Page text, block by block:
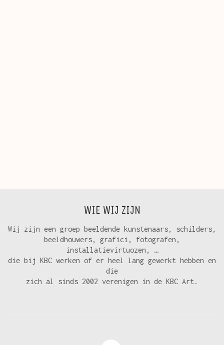
WIE WIJ ZIJN
Wij zijn een groep beeldende kunstenaars, schilders,
beeldhouwers, grafici, fotografen,
installatievirtuozen, …
die bij KBC werken of er heel lang gewerkt hebben en
die
zich al sinds 2002 verenigen in de KBC Art.